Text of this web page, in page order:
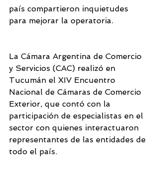
país compartieron inquietudes
para mejorar la operatoria.
La Cámara Argentina de Comercio
y Servicios (CAC) realizó en
Tucumán el XIV Encuentro
Nacional de Cámaras de Comercio
Exterior, que contó con la
participación de especialistas en el
sector con quienes interactuaron
representantes de las entidades de
todo el país.